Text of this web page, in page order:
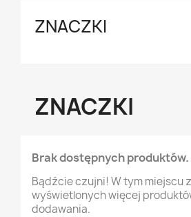
ZNACZKI
ZNACZKI
Brak dostępnych produktów.
Bądźcie czujni! W tym miejscu
wyświetlonych więcej
dodawania.